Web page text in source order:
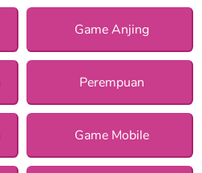
Game Anjing
Perempuan
Game Mobile